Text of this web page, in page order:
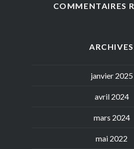
COMMENTAIRES
ARCHIVES
janvier 2025
avril 2024
mars 2024
mai 2022